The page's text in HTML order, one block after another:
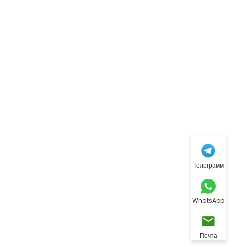
Телеграмм
WhatsApp
Почта